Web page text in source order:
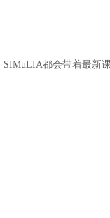
SIMuLIA都会带着最新